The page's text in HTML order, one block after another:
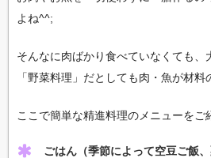
よね^^;
そんなに肉ばかり食べていなくても、
「野菜料理」だとしても肉・魚が材料
ここで簡単な精進料理のメニューをご
ごはん（季節によって空豆ご飯、